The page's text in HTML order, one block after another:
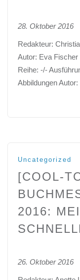
28. Oktober 2016
Redakteur:
Autor: Eva
Reihe: -/-
Abbildungen
Uncategorized
[COOL-
2016:
26. Oktober 2016